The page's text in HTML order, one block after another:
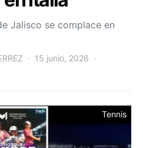
Jalisco se complace en
15 junio, 2026
Tennis